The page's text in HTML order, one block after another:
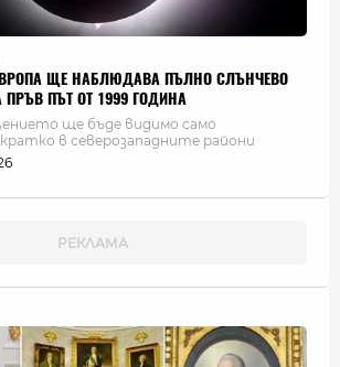
ЩЕ НАБЛЮДАВА ПЪЛНО СЛЪНЧЕВО
ПРЪВ ПЪТ ОТ 1999 ГОДИНА
ще бъде видимо само
в северозападните райони